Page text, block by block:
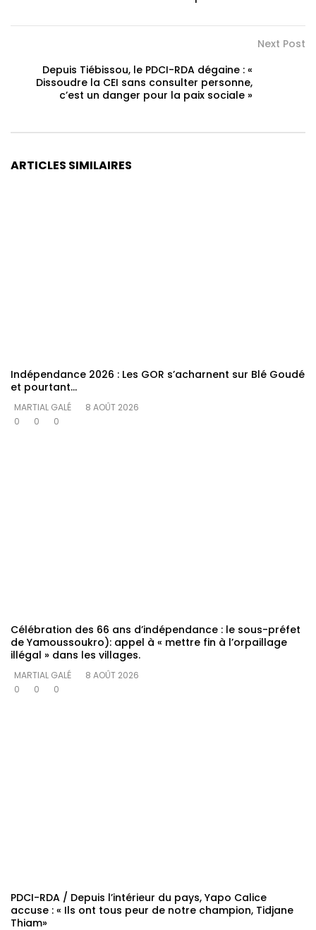
Next Post
Depuis Tiébissou, le PDCI-RDA dégaine : «
Dissoudre la CEI sans consulter personne,
c’est un danger pour la paix sociale »
ARTICLES SIMILAIRES
Indépendance 2026 : Les GOR s’acharnent sur Blé Goudé
et pourtant…
MARTIAL GALÉ
8 AOÛT 2026
0
0 0
Célébration des 66 ans d’indépendance : le sous-préfet
de Yamoussoukro): appel à « mettre fin à l’orpaillage
illégal » dans les villages.
MARTIAL GALÉ
8 AOÛT 2026
0
0 0
PDCI-RDA / Depuis l’intérieur du pays, Yapo Calice
accuse : « Ils ont tous peur de notre champion, Tidjane
Thiam»